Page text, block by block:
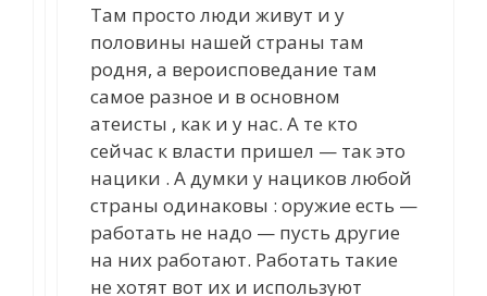
Там просто люди живут и у
половины нашей страны там
родня, а вероисповедание там
самое разное и в основном
атеисты , как и у нас. А те кто
сейчас к власти пришел — так это
нацики . А думки у нациков любой
страны одинаковы : оружие есть —
работать не надо — пусть другие
на них работают. Работать такие
не хотят вот их и используют